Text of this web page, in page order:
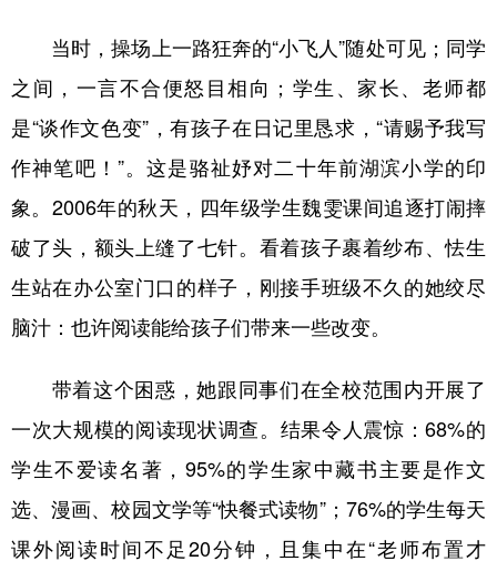
当时，操场上一路狂奔的“小飞人”随处可见；同学
之间，一言不合便怒目相向；学生、家长、老师都
是“谈作文色变”，有孩子在日记里恳求，“请赐予我写
作神笔吧！”。这是骆祉妤对二十年前湖滨小学的印
象。2006年的秋天，四年级学生魏雯课间追逐打闹摔
破了头，额头上缝了七针。看着孩子裹着纱布、怯生
生站在办公室门口的样子，刚接手班级不久的她绞尽
脑汁：也许阅读能给孩子们带来一些改变。
带着这个困惑，她跟同事们在全校范围内开展了
一次大规模的阅读现状调查。结果令人震惊：68%的
学生不爱读名著，95%的学生家中藏书主要是作文
选、漫画、校园文学等“快餐式读物”；76%的学生每天
课外阅读时间不足20分钟，且集中在“老师布置才